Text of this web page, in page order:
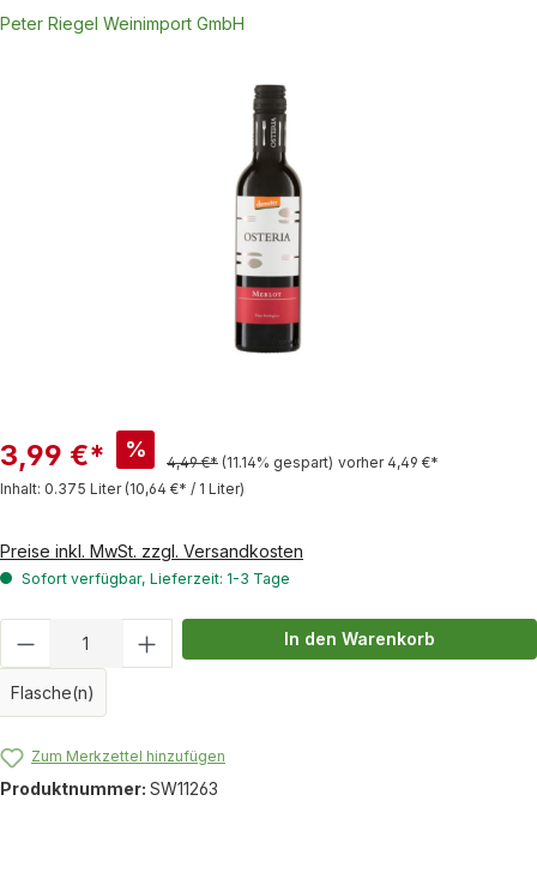
Peter Riegel Weinimport GmbH
3,99 €* %
4,49 €* (11.14% gespart) vorher 4,49 €*
Inhalt: 0.375 Liter (10,64 €* / 1 Liter)
Preise inkl. MwSt. zzgl. Versandkosten
Sofort verfügbar, Lieferzeit: 1-3 Tage
Produkt Anzahl: Gib den gewünschten
Flasche(n)
In den Warenkorb
Zum Merkzettel hinzufügen
Produktnummer: SW11263